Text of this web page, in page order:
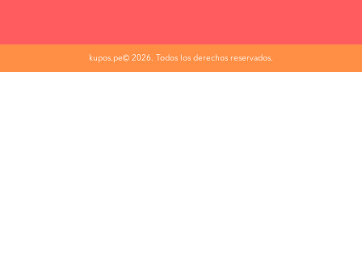
kupos.pe© 2026. Todos los derechos reservados.